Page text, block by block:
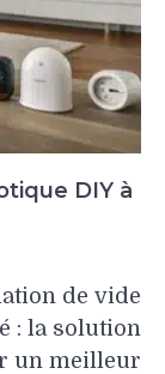
DIY à
de vide
: la solution
un meilleur